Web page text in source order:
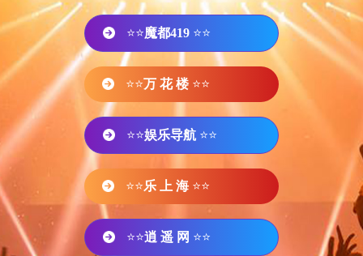
⭐⭐魔都419 ⭐⭐
⭐⭐万 花 楼 ⭐⭐
⭐⭐娱乐导航 ⭐⭐
⭐⭐乐 上 海 ⭐⭐
⭐⭐逍 遥 网 ⭐⭐